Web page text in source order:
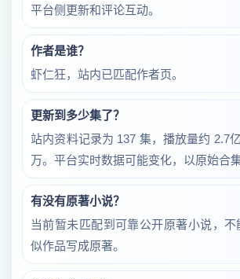
平台侧更新和评论互动。
作者是谁？
虾仁狂，站内已匹配作者页。
更新到多少集了？
站内资料记录为 137 集，播放量约 2.7
万。平台实时数据可能变化，以原始合集
有没有原著小说？
当前暂未匹配到可靠公开原著小说，不
似作品写成原著。